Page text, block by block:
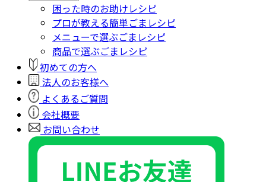
困った時のお助けレシピ
プロが教える簡単ごまレシピ
メニューで選ぶごまレシピ
商品で選ぶごまレシピ
初めての方へ
法人のお客様へ
よくあるご質問
会社概要
お問い合わせ